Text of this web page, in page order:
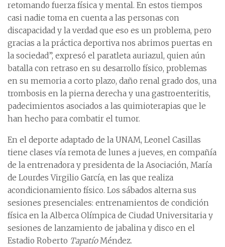
retomando fuerza física y mental. En estos tiempos
casi nadie toma en cuenta a las personas con
discapacidad y la verdad que eso es un problema, pero
gracias a la práctica deportiva nos abrimos puertas en
la sociedad”, expresó el paratleta auriazul, quien aún
batalla con retraso en su desarrollo físico, problemas
en su memoria a corto plazo, daño renal grado dos, una
trombosis en la pierna derecha y una gastroenteritis,
padecimientos asociados a las quimioterapias que le
han hecho para combatir el tumor.
En el deporte adaptado de la UNAM, Leonel Casillas
tiene clases vía remota de lunes a jueves, en compañía
de la entrenadora y presidenta de la Asociación, María
de Lourdes Virgilio García, en las que realiza
acondicionamiento físico. Los sábados alterna sus
sesiones presenciales: entrenamientos de condición
física en la Alberca Olímpica de Ciudad Universitaria y
sesiones de lanzamiento de jabalina y disco en el
Estadio Roberto TapatíoMéndez.